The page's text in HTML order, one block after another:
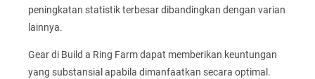
peningkatan statistik terbesar dibandingkan dengan varian
lainnya.
Gear di Build a Ring Farm dapat memberikan keuntungan
yang substansial apabila dimanfaatkan secara optimal.